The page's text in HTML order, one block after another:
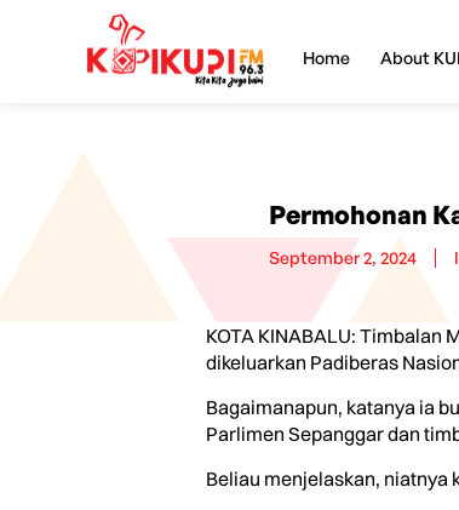
Home About
Permohonan
September 2, 2024
KOTA KINABALU: Timbalan
dikeluarkan Padiberas
Bagaimanapun, katanya ia
Parlimen Sepanggar dan
Beliau menjelaskan, niatnya